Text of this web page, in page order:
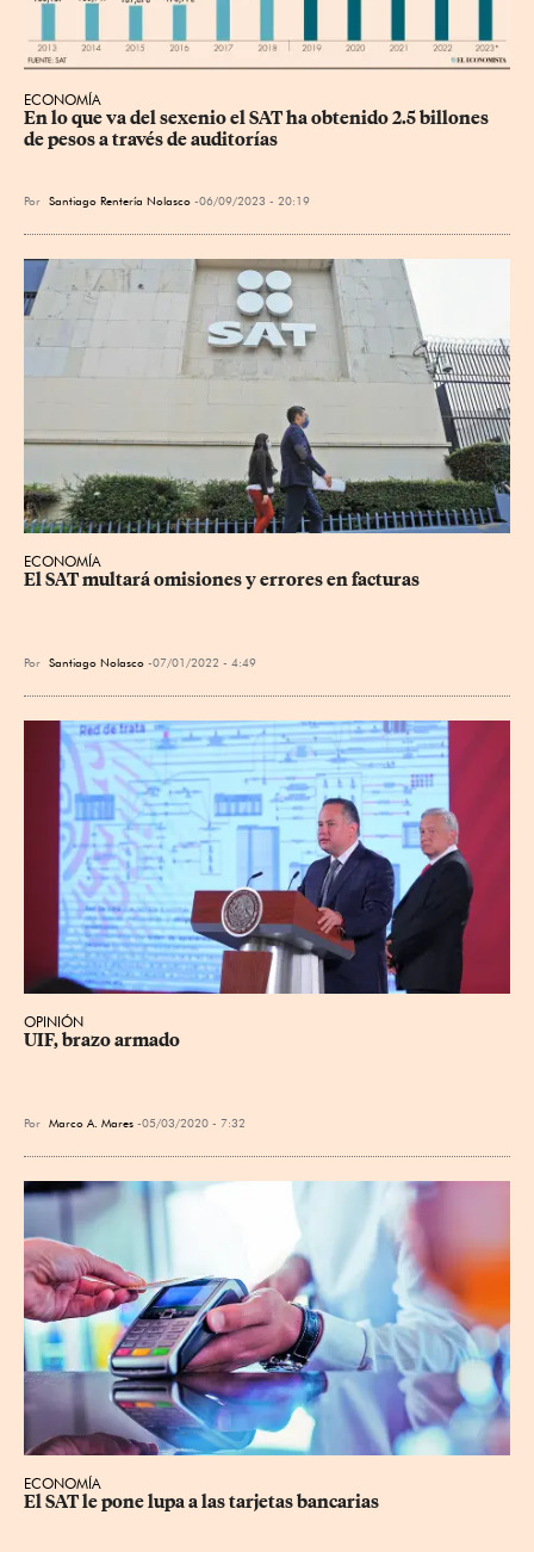
ECONOMÍA
En lo que va del sexenio el SAT ha obtenido 2.5 billones
de pesos a través de auditorías
Por Santiago Rentería Nolasco 06/09/2023 - 20:19
ECONOMÍA
El SAT multará omisiones y errores en facturas
Por Santiago Nolasco 07/01/2022 - 4:49
OPINIÓN
UIF, brazo armado
Por Marco A. Mares 05/03/2020 - 7:32
ECONOMÍA
El SAT le pone lupa a las tarjetas bancarias